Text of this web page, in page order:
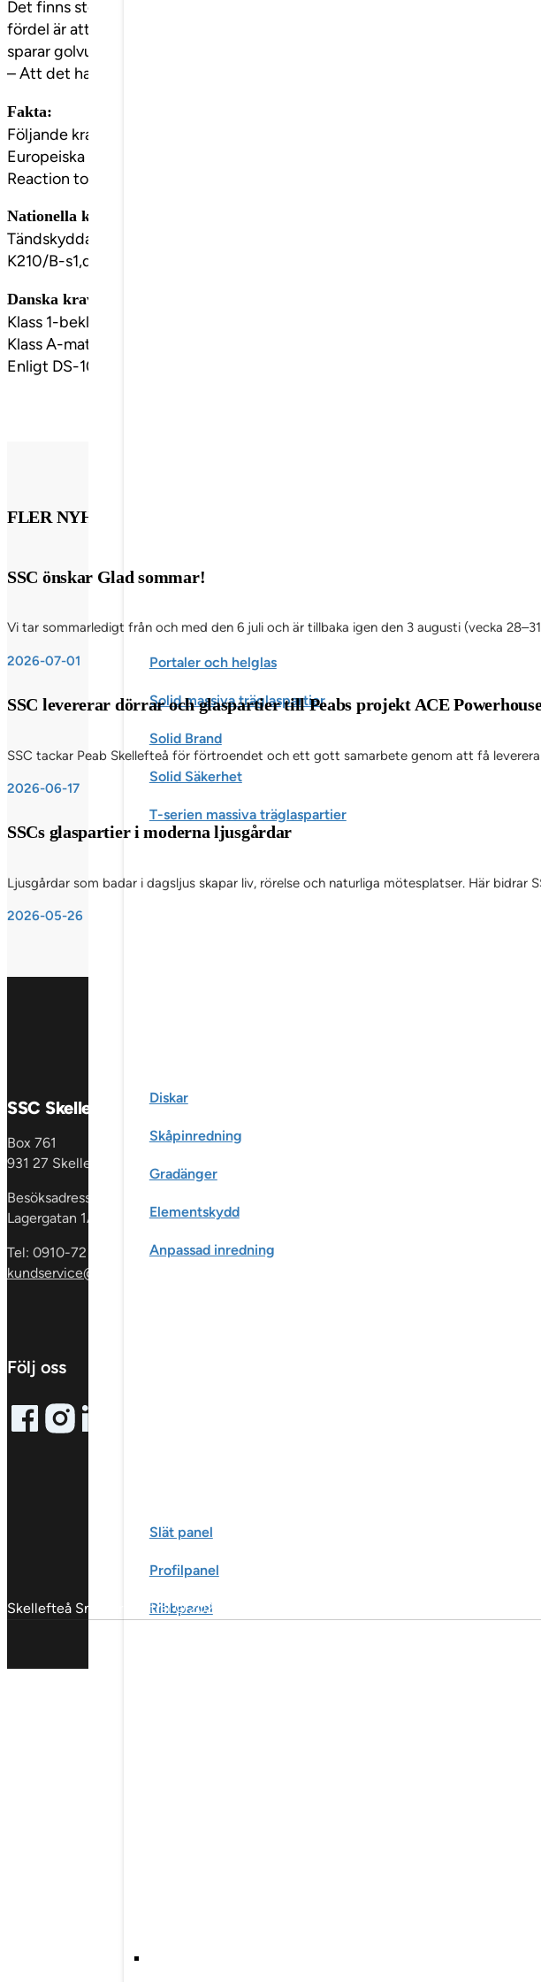
Portaler och helglas
Solid massiva träglaspartier
Solid Brand
Solid Säkerhet
T-serien massiva träglaspartier
Diskar
Skåpinredning
Gradänger
Elementskydd
Anpassad inredning
Slät panel
Profilpanel
Ribbpanel
Det finns stora fördelar med paneler som har en högtryckslaminatyta.
fördel är att panelen är lätt att rengöra och att panelen inklusive ytskiktet
sparar golvutrymme i lokalen.
– Att det handlar om en naturlig träprodukt som är återvinningsbar är
Fakta:
Följande krav och klassningar klarar SSC-panelen
Europeiska krav:
Reaction to Fire B-s1,d0
Nationella krav:
Tändskyddande beklädnad
K210/B-s1,d0
Danska krav:
Klass 1-beklädnad
Klass A-material.
Enligt DS-1065
FLER NYHETSINLÄGG
SSC önskar Glad sommar!
Vi tar sommarledigt från och med den 6 juli och är tillbaka igen den 3 augusti (vecka
2026-07-01
SSC levererar dörrar och glaspartier till Peabs projekt ACE
SSC tackar Peab Skellefteå för förtroendet och ett gott samarbete genom att få
2026-06-17
SSCs glaspartier i moderna ljusgårdar
Ljusgårdar som badar i dagsljus skapar liv, rörelse och naturliga mötesplatser. Här bidrar
2026-05-26
SSC Skellefteå AB
Box 761
931 27 Skellefteå
Besöksadress:
Lagergatan 1A
Tel: 0910-72 59 00
kundservice@sscgroup.se
Följ oss
Follow me on Facebook
Follow me on X
Follow me on LinkedIn
Skellefteå Snickericentral © 2025